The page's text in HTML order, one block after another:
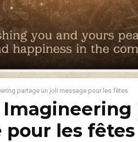
partage un joli message pour les fêtes
pour les fêtes